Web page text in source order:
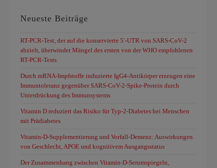
Neueste Beiträge
RT-PCR-Test, der auf die konservierte 5′-UTR von SARS-CoV-2
abzielt, überwindet Mängel des ersten von der WHO empfohlenen
RT-PCR-Tests
Durch mRNA-Impfstoffe induzierte IgG4-Antikörper erzeugen eine
Immuntoleranz gegenüber SARS-CoV-2-Spike-Protein durch
Unterdrückung des Immunsystems
Vitamin D reduziert das Risiko für Typ-2-Diabetes bei Menschen
mit Prädiabetes
Vitamin-D-Supplementierung und Vorfall-Demenz: Auswirkungen
von Geschlecht, APOE und kognitivem Ausgangsstatus
Der Zusammenhang zwischen Vitamin-D-Serumspiegeln,